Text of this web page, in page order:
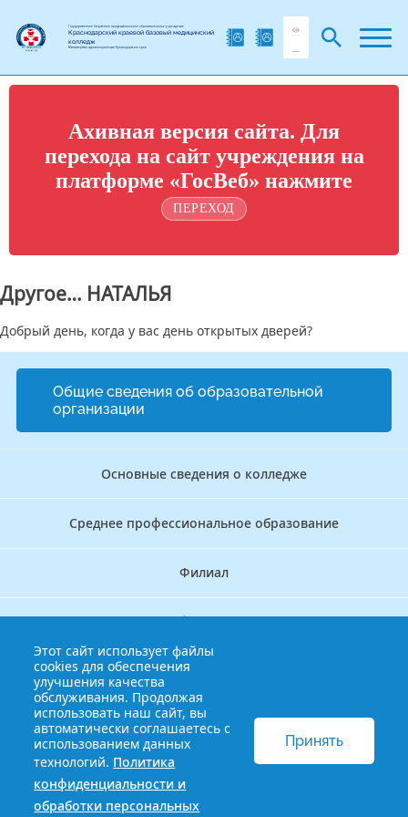
Государственное бюджетное профессиональное образовательное учреждение
Краснодарский краевой базовый медицинский
колледж
Министерства здравоохранения Краснодарского края
Ахивная версия сайта. Для
перехода на сайт учреждения на
платформе «ГосВеб» нажмите
ПЕРЕХОД
Другое… НАТАЛЬЯ
Добрый день, когда у вас день открытых дверей?
Общие сведения об образовательной
организации
Основные сведения о колледже
Среднее профессиональное образование
Филиал
Дополнительное профессиональное образование
Аккредитационно — симуляционный центр
Бережливый колледж
© 2013-2021 Краснодарский краевой базовый медицинский
колледж
Политика конфиденциальности и обработки
персональных данных
Этот сайт использует файлы
cookies для обеспечения
улучшения качества
обслуживания. Продолжая
использовать наш сайт, вы
автоматически соглашаетесь с
использованием данных
технологий. Политика
конфиденциальности и
обработки персональных
Принять